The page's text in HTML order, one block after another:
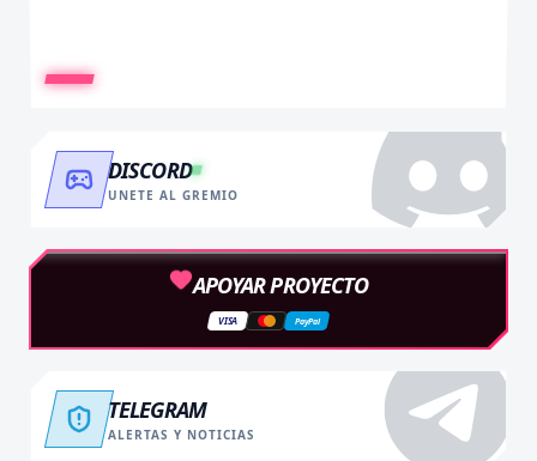
DISCORD
UNETE AL GREMIO
APOYAR PROYECTO
VISA PayPal
TELEGRAM
ALERTAS Y NOTICIAS